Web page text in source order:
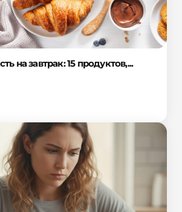
на завтрак: 15 продуктов,...